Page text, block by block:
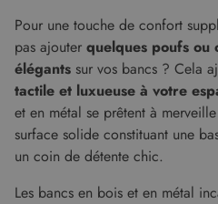
Pour une touche de confort
pas ajouter quelques poufs ou
élégants sur vos bancs ? Cela
tactile et luxueuse à votre
et en métal se prêtent à
surface solide constituant une
un coin de détente chic.
Les bancs en bois et en métal